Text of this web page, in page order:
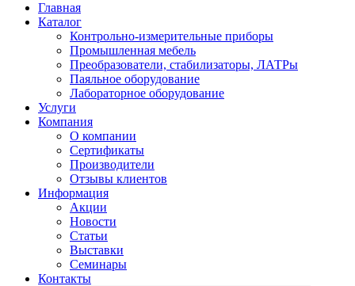
Главная
Каталог
Контрольно-измерительные приборы
Промышленная мебель
Преобразователи, стабилизаторы, ЛАТРы
Паяльное оборудование
Лабораторное оборудование
Услуги
Компания
О компании
Сертификаты
Производители
Отзывы клиентов
Информация
Акции
Новости
Статьи
Выставки
Семинары
Контакты